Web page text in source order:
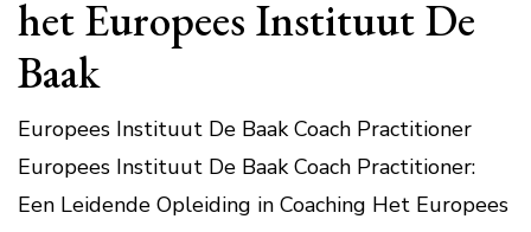
het Europees Instituut De
Baak
Europees Instituut De Baak Coach Practitioner
Europees Instituut De Baak Coach Practitioner:
Een Leidende Opleiding in Coaching Het Europees